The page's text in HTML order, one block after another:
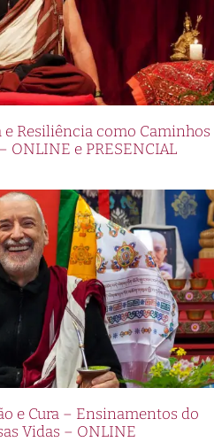
Resiliência como Caminhos
ONLINE e PRESENCIAL
e Cura – Ensinamentos do
Vidas – ONLINE